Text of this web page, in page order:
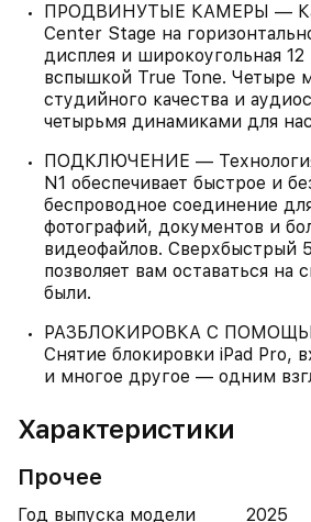
ПРОДВИНУТЫЕ КАМЕРЫ —
Center Stage на
дисплея и широкоугольная
вспышкой True Tone. Четыре
студийного качества и
четырьмя динамиками для
ПОДКЛЮЧЕНИЕ — Технология
N1 обеспечивает быстрое и
беспроводное соединение
фотографий, документов и
видеофайлов. Сверхбыстрый
позволяет вам оставаться на
были.
РАЗБЛОКИРОВКА С
Снятие блокировки iPad Pro,
и многое другое — одним
Характеристики
Прочее
Год выпуска модели 2025